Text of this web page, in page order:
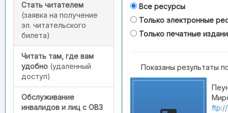
Стать читателем
(заявка на получение
эл. читательского
билета)
Читать там, где вам
удобно (удаленный
доступ)
Обслуживание
инвалидов и лиц с ОВЗ
Все ресурсы
Только электронные
Только печатные
Показаны результаты